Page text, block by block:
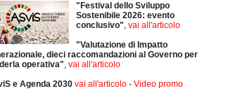
"Festival dello Sviluppo
Sostenibile 2026: evento
conclusivo", vai all'articolo
"Valutazione di Impatto
dieci raccomandazioni al Governo per
operativa", vai all'articolo
e Agenda 2030 vai all'articolo - Video promo